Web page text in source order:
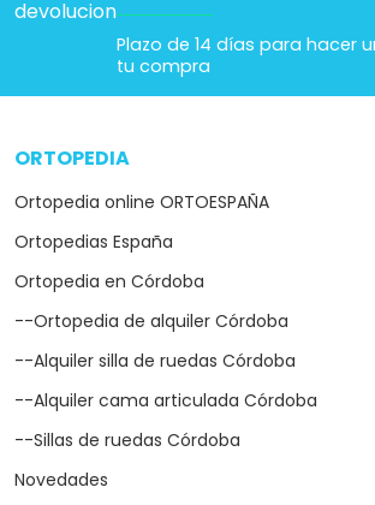
Plazo de 14 días para hacer
tu compra
ORTOPEDIA
Ortopedia online ORTOESPAÑA
Ortopedias España
Ortopedia en Córdoba
--Ortopedia de alquiler Córdoba
--Alquiler silla de ruedas Córdoba
--Alquiler cama articulada Córdoba
--Sillas de ruedas Córdoba
Novedades